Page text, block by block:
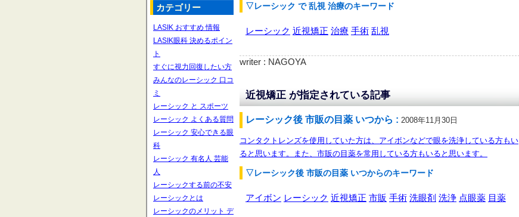
▽レーシック で 乱視 治療のキーワード
レーシック 近視矯正 治療 手術 乱視
writer : NAGOYA
近視矯正 が指定されている記事
レーシック後 市販の目薬 いつから : 2008年11月30日
コンタクトレンズを使用していた方は、アイボンなどで眼を洗浄している方もい
ると思います。また、市販の目薬を常用している方もいると思います。
▽レーシック後 市販の目薬 いつからのキーワード
アイボン レーシック 近視矯正 市販 手術 洗眼剤 洗浄 点眼薬 目薬
カテゴリー
LASIK おすすめ 情報
LASIK眼科 決めるポイン
ト
すぐに視力回復したい方
みんなのレーシック 口コ
ミ
レーシック と スポーツ
レーシック よくある質問
レーシック 安心できる眼
科
レーシック 有名人 芸能
人
レーシックする前の不安
レーシックとは
レーシックのメリット デ